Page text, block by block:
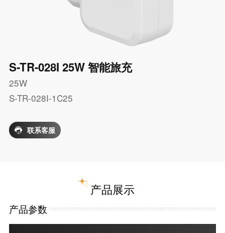
S-TR-028I 25W 智能旅充
25W
S-TR-028I-1C25
联系客服
产品展示
产品参数